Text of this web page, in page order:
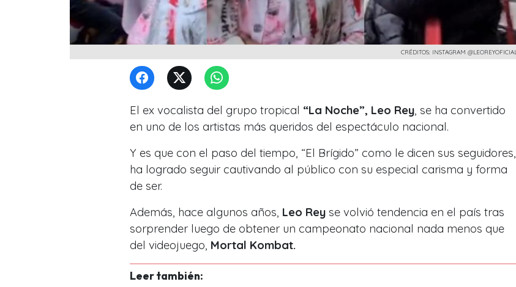
CRÉDITOS: INSTAGRAM @LEOREYOFICIAL
El ex vocalista del grupo tropical “La Noche”, Leo Rey , se ha convertido
en uno de los artistas más queridos del espectáculo nacional.
Y es que con el paso del tiempo, “El Brígido” como le dicen sus seguidores,
ha logrado seguir cautivando al público con su especial carisma y forma
de ser.
Además, hace algunos años, Leo Rey se volvió tendencia en el país tras
sorprender luego de obtener un campeonato nacional nada menos que
del videojuego, Mortal Kombat.
Leer también: